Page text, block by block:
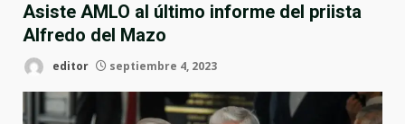
Asiste AMLO al último informe del priista
Alfredo del Mazo
editor septiembre 4, 2023